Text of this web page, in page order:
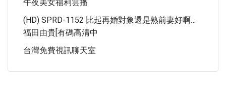
午夜美女福利雲播
(HD) SPRD-1152 比起再婚對象還是熟前妻好啊…
福田由貴[有碼高清中
台灣免費視訊聊天室